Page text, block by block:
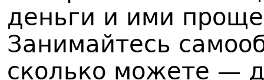
деньги и ими
Занимайтесь
сколько можете —